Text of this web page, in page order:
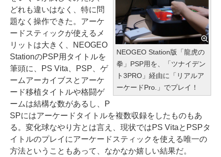
NEOGEO Station版「龍虎の
拳」PSP用を、「ツナイデン
ト3PRO」経由に「リアルア
ーケードPro.」でプレイ！
どれも違いはなく、特に問
題なく操作できた。アーケ
ードスティックが使えるメ
リットは大きく、NEOGEO
StationのPSP用タイトルを
筆頭に、PS Vita、PSP、ゲ
ームアーカイブスとアーケ
ード移植タイトルや格闘ゲ
ームは結構な数があるし、P
SPにはアーケードタイトルを複数収録をしたものもあ
る。変化球なやり方とは言え、現状ではPS VitaとPSPタ
イトルのプレイにアーケードスティックを使える唯一の
方法ということもあって、なかなか嬉しい結果だ。